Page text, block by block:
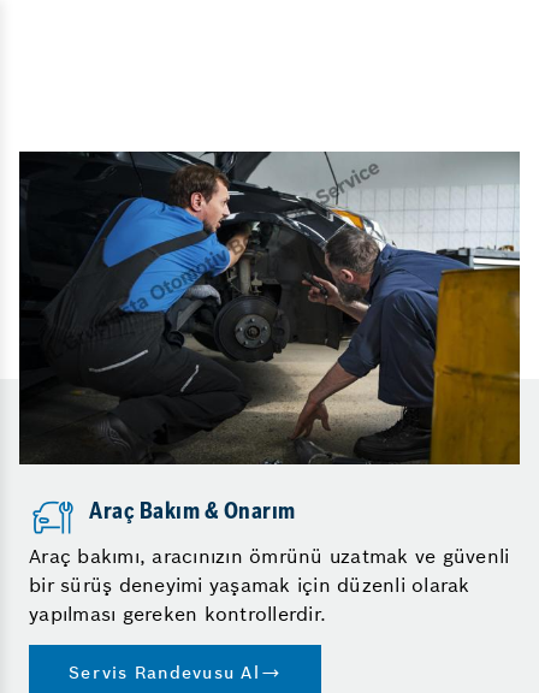
Araç Bakım & Onarım
Araç bakımı, aracınızın ömrünü uzatmak ve güvenli
bir sürüş deneyimi yaşamak için düzenli olarak
yapılması gereken kontrollerdir.
Servis Randevusu Al